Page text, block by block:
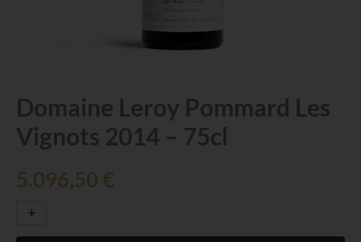
Domaine Leroy Pommard Les
Vignots 2014 – 75cl
5.096,50 €
-
Quantidade
de
Domaine
Leroy
Les
2014
+